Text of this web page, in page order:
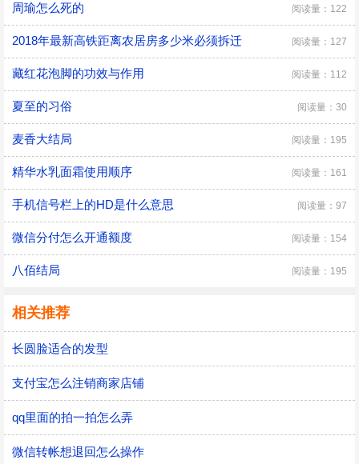
周瑜怎么死的 阅读量：122
2018年最新高铁距离农居房多少米必须拆迁 阅读量：127
藏红花泡脚的功效与作用 阅读量：112
夏至的习俗 阅读量：30
麦香大结局 阅读量：195
精华水乳面霜使用顺序 阅读量：161
手机信号栏上的HD是什么意思 阅读量：97
微信分付怎么开通额度 阅读量：154
八佰结局 阅读量：195
相关推荐
长圆脸适合的发型
支付宝怎么注销商家店铺
qq里面的拍一拍怎么弄
微信转帐想退回怎么操作